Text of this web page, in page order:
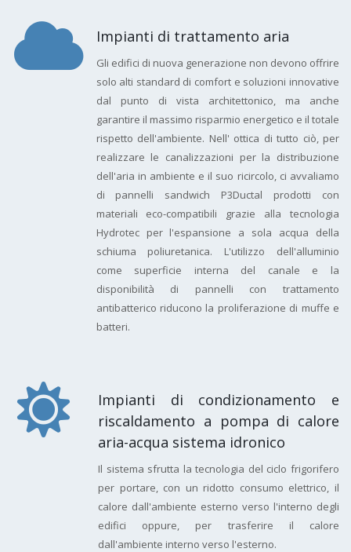
Impianti di trattamento aria
Gli edifici di nuova generazione non devono offrire
solo alti standard di comfort e soluzioni innovative
dal punto di vista architettonico, ma anche
garantire il massimo risparmio energetico e il totale
rispetto dell'ambiente. Nell' ottica di tutto ciò, per
realizzare le canalizzazioni per la distribuzione
dell'aria in ambiente e il suo ricircolo, ci avvaliamo
di pannelli sandwich P3Ductal prodotti con
materiali eco-compatibili grazie alla tecnologia
Hydrotec per l'espansione a sola acqua della
schiuma poliuretanica. L'utilizzo dell'alluminio
come superficie interna del canale e la
disponibilità di pannelli con trattamento
antibatterico riducono la proliferazione di muffe e
batteri.
Impianti di condizionamento e
riscaldamento a pompa di calore
aria-acqua sistema idronico
Il sistema sfrutta la tecnologia del ciclo frigorifero
per portare, con un ridotto consumo elettrico, il
calore dall'ambiente esterno verso l'interno degli
edifici oppure, per trasferire il calore
dall'ambiente interno verso l'esterno.